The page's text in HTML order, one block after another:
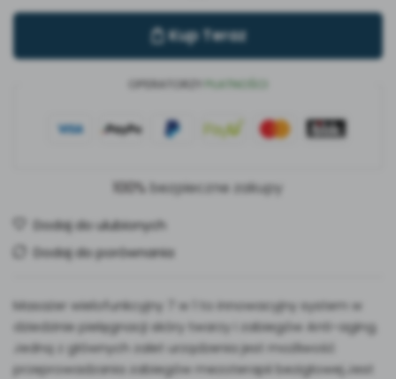
Kup Teraz
OPERATORZY PŁATNOŚCI
100% bezpieczne zakupy
Dodaj do ulubionych
Dodaj do porównania
Masażer wielofunkcyjny 7 w 1 to innowacyjny system w
dziedzinie pielęgnacji skóry twarzy i zabiegów Anti-aging.
Jedną z głównych zalet urządzenia jest możliwość
przeprowadzania zabiegów mezoterapii bezigłowej.Jest